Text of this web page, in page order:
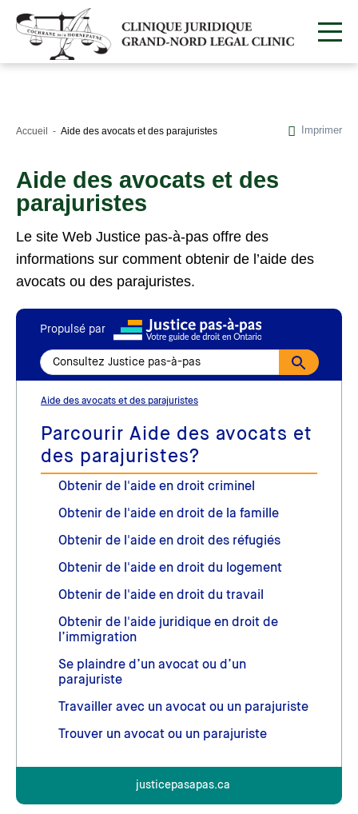
Accueil Aide des avocats et des parajuristes Imprimer
Aide des avocats et des
parajuristes
Le site Web Justice pas-à-pas offre des
informations sur comment obtenir de l’aide des
avocats ou des parajuristes.
Propulsé par
Aide des avocats et des parajuristes
Parcourir Aide des avocats et
des parajuristes?
Obtenir de l'aide en droit criminel
Obtenir de l'aide en droit de la famille
Obtenir de l'aide en droit des réfugiés
Obtenir de l'aide en droit du logement
Obtenir de l'aide en droit du travail
Obtenir de l'aide juridique en droit de
l’immigration
Se plaindre d’un avocat ou d’un
parajuriste
Travailler avec un avocat ou un parajuriste
Trouver un avocat ou un parajuriste
justicepasapas.ca